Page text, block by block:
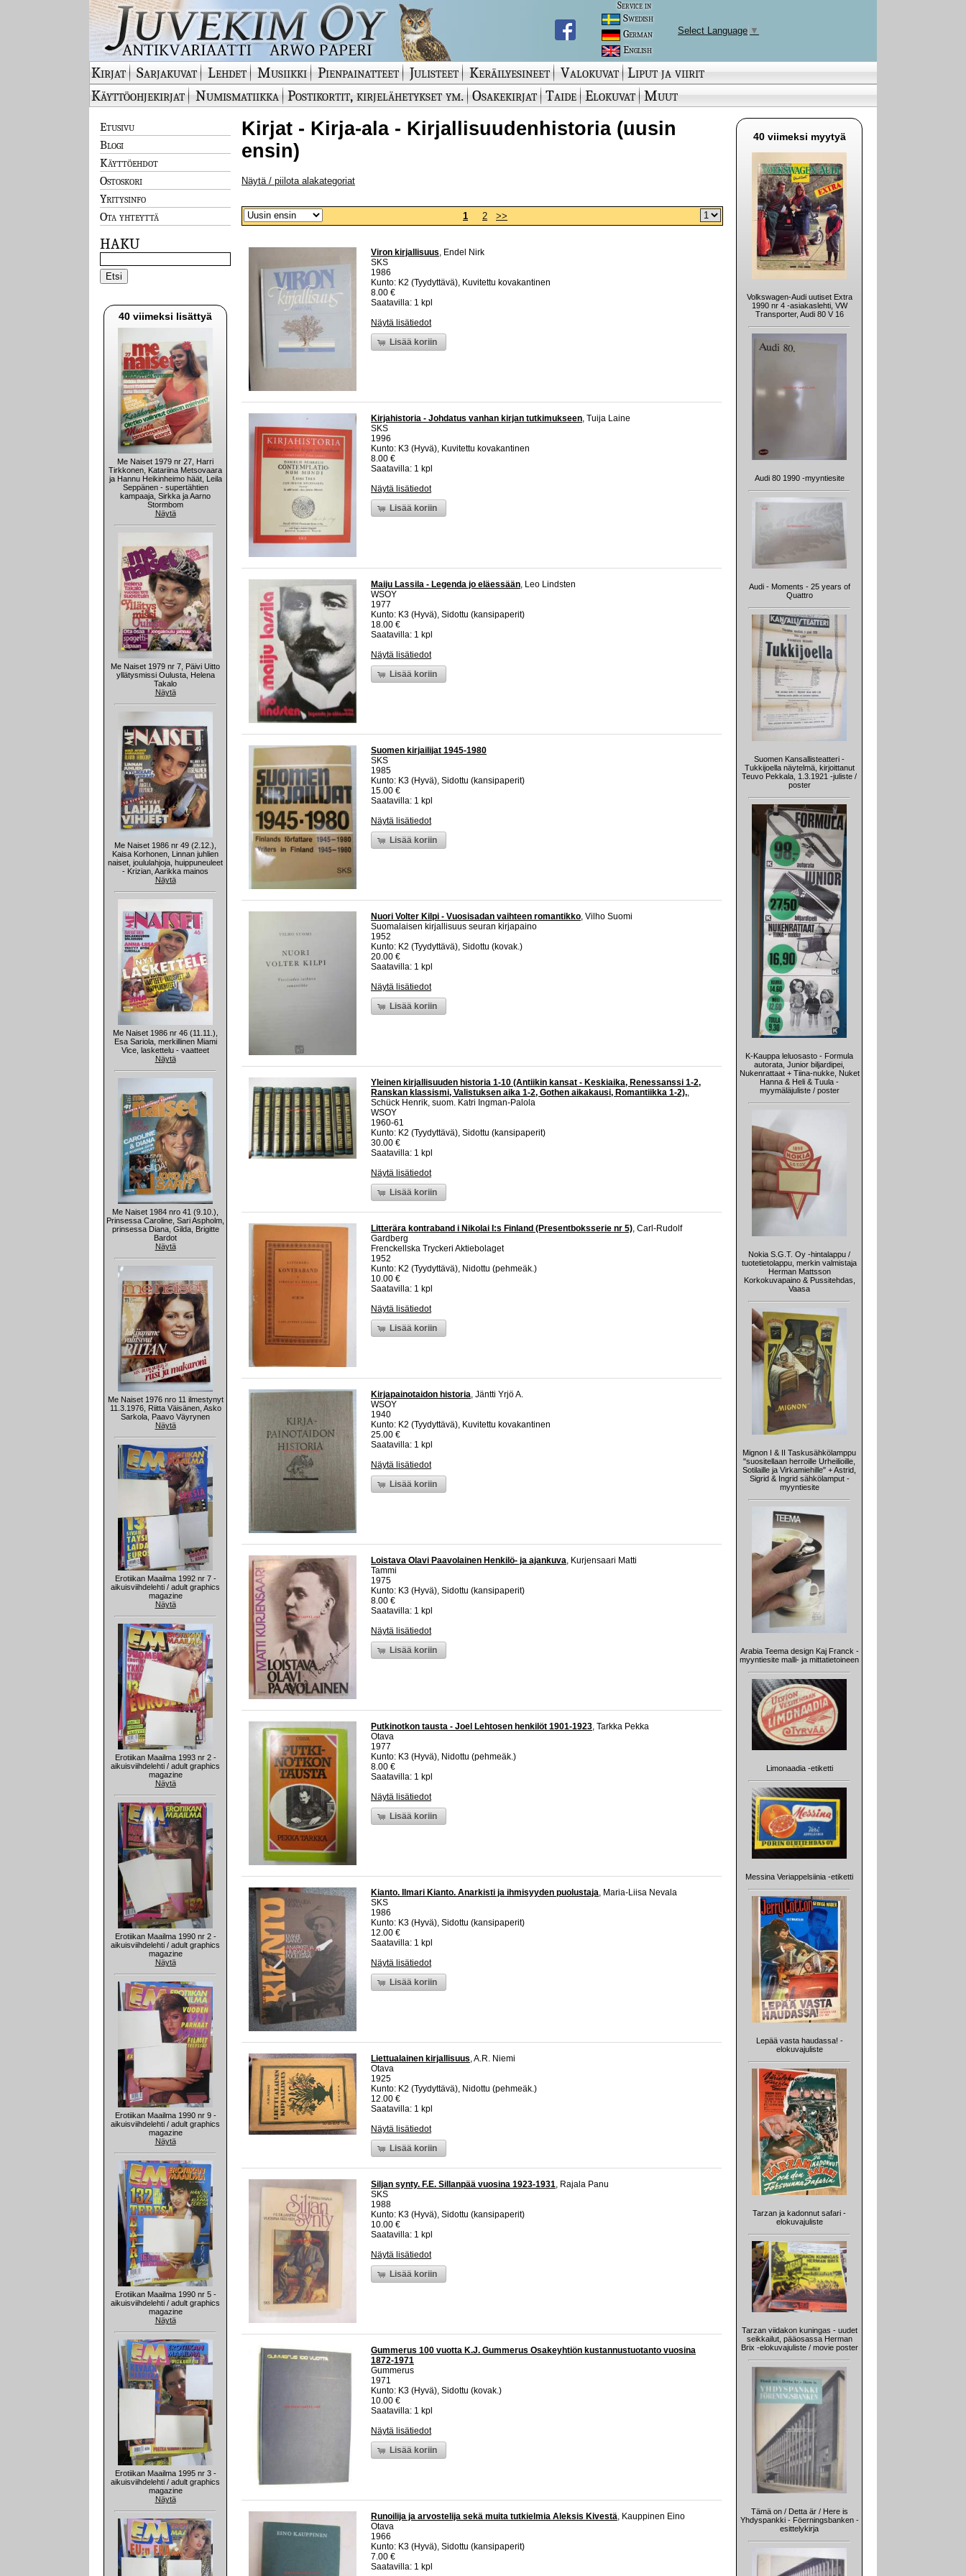
Service in
Swedish
German
English
Select Language ▼
Kirjat Sarjakuvat Lehdet Musiikki Pienpainatteet Julisteet Keräilyesineet Valokuvat Liput ja viirit
Käyttöohjekirjat
Numismatiikka Postikortit, kirjelähetykset ym. Osakekirjat Taide Elokuvat Muut
Etusivu
Blogi
Käyttöehdot
Ostoskori
Yritysinfo
Ota yhteyttä
HAKU
40 viimeksi lisättyä
Me Naiset 1979 nr 27, Harri
Tirkkonen, Katariina Metsovaara
ja Hannu Heikinheimo häät, Leila
Seppänen - supertähtien
kampaaja, Sirkka ja Aarno
Stormbom
Näytä
Me Naiset 1979 nr 7, Päivi Uitto
yllätysmissi Oulusta, Helena
Takalo
Näytä
Me Naiset 1986 nr 49 (2.12.),
Kaisa Korhonen, Linnan juhlien
naiset, joululahjoja, huippuneuleet
- Krizian, Aarikka mainos
Näytä
Me Naiset 1986 nr 46 (11.11.),
Esa Sariola, merkillinen Miami
Vice, laskettelu - vaatteet
Näytä
Me Naiset 1984 nro 41 (9.10.),
Prinsessa Caroline, Sari Aspholm,
prinsessa Diana, Gilda, Brigitte
Bardot
Näytä
Me Naiset 1976 nro 11 ilmestynyt
11.3.1976, Riitta Väisänen, Asko
Sarkola, Paavo Väyrynen
Näytä
Erotiikan Maailma 1992 nr 7 -
aikuisviihdelehti / adult graphics
magazine
Näytä
Erotiikan Maailma 1993 nr 2 -
aikuisviihdelehti / adult graphics
magazine
Näytä
Erotiikan Maailma 1990 nr 2 -
aikuisviihdelehti / adult graphics
magazine
Näytä
Erotiikan Maailma 1990 nr 9 -
aikuisviihdelehti / adult graphics
magazine
Näytä
Erotiikan Maailma 1990 nr 5 -
aikuisviihdelehti / adult graphics
magazine
Näytä
Erotiikan Maailma 1995 nr 3 -
aikuisviihdelehti / adult graphics
magazine
Näytä
Kirjat - Kirja-ala - Kirjallisuudenhistoria (uusin
ensin)
Näytä / piilota alakategoriat
1 2 >>
Viron kirjallisuus, Endel Nirk
SKS
1986
Kunto: K2 (Tyydyttävä), Kuvitettu kovakantinen
8.00 €
Saatavilla: 1 kpl
Näytä lisätiedot
Lisää koriin
Kirjahistoria - Johdatus vanhan kirjan tutkimukseen, Tuija Laine
SKS
1996
Kunto: K3 (Hyvä), Kuvitettu kovakantinen
8.00 €
Saatavilla: 1 kpl
Näytä lisätiedot
Lisää koriin
Maiju Lassila - Legenda jo eläessään, Leo Lindsten
WSOY
1977
Kunto: K3 (Hyvä), Sidottu (kansipaperit)
18.00 €
Saatavilla: 1 kpl
Näytä lisätiedot
Lisää koriin
Suomen kirjailijat 1945-1980
SKS
1985
Kunto: K3 (Hyvä), Sidottu (kansipaperit)
15.00 €
Saatavilla: 1 kpl
Näytä lisätiedot
Lisää koriin
Nuori Volter Kilpi - Vuosisadan vaihteen romantikko, Vilho Suomi
Suomalaisen kirjallisuus seuran kirjapaino
1952
Kunto: K2 (Tyydyttävä), Sidottu (kovak.)
20.00 €
Saatavilla: 1 kpl
Näytä lisätiedot
Lisää koriin
Yleinen kirjallisuuden historia 1-10 (Antiikin kansat - Keskiaika, Renessanssi 1-2,
Ranskan klassismi, Valistuksen aika 1-2, Gothen aikakausi, Romantiikka 1-2),,
Schück Henrik, suom. Katri Ingman-Palola
WSOY
1960-61
Kunto: K2 (Tyydyttävä), Sidottu (kansipaperit)
30.00 €
Saatavilla: 1 kpl
Näytä lisätiedot
Lisää koriin
Litterära kontraband i Nikolai I:s Finland (Presentboksserie nr 5), Carl-Rudolf
Gardberg
Frenckellska Tryckeri Aktiebolaget
1952
Kunto: K2 (Tyydyttävä), Nidottu (pehmeäk.)
10.00 €
Saatavilla: 1 kpl
Näytä lisätiedot
Lisää koriin
Kirjapainotaidon historia, Jäntti Yrjö A.
WSOY
1940
Kunto: K2 (Tyydyttävä), Kuvitettu kovakantinen
25.00 €
Saatavilla: 1 kpl
Näytä lisätiedot
Lisää koriin
Loistava Olavi Paavolainen Henkilö- ja ajankuva, Kurjensaari Matti
Tammi
1975
Kunto: K3 (Hyvä), Sidottu (kansipaperit)
8.00 €
Saatavilla: 1 kpl
Näytä lisätiedot
Lisää koriin
Putkinotkon tausta - Joel Lehtosen henkilöt 1901-1923, Tarkka Pekka
Otava
1977
Kunto: K3 (Hyvä), Nidottu (pehmeäk.)
8.00 €
Saatavilla: 1 kpl
Näytä lisätiedot
Lisää koriin
Kianto. Ilmari Kianto. Anarkisti ja ihmisyyden puolustaja, Maria-Liisa Nevala
SKS
1986
Kunto: K3 (Hyvä), Sidottu (kansipaperit)
12.00 €
Saatavilla: 1 kpl
Näytä lisätiedot
Lisää koriin
Liettualainen kirjallisuus, A.R. Niemi
Otava
1925
Kunto: K2 (Tyydyttävä), Nidottu (pehmeäk.)
12.00 €
Saatavilla: 1 kpl
Näytä lisätiedot
Lisää koriin
Siljan synty. F.E. Sillanpää vuosina 1923-1931, Rajala Panu
SKS
1988
Kunto: K3 (Hyvä), Sidottu (kansipaperit)
10.00 €
Saatavilla: 1 kpl
Näytä lisätiedot
Lisää koriin
Gummerus 100 vuotta K.J. Gummerus Osakeyhtiön kustannustuotanto vuosina
1872-1971
Gummerus
1971
Kunto: K3 (Hyvä), Sidottu (kovak.)
10.00 €
Saatavilla: 1 kpl
Näytä lisätiedot
Lisää koriin
Runoilija ja arvostelija sekä muita tutkielmia Aleksis Kivestä, Kauppinen Eino
Otava
1966
Kunto: K3 (Hyvä), Sidottu (kansipaperit)
7.00 €
Saatavilla: 1 kpl
40 viimeksi myytyä
Volkswagen-Audi uutiset Extra
1990 nr 4 -asiakaslehti, VW
Transporter, Audi 80 V 16
Audi 80 1990 -myyntiesite
Audi - Moments - 25 years of
Quattro
Suomen Kansallisteatteri -
Tukkijoella näytelmä, kirjoittanut
Teuvo Pekkala, 1.3.1921 -juliste /
poster
K-Kauppa leluosasto - Formula
autorata, Junior biljardipei,
Nukenrattaat + Tiina-nukke, Nuket
Hanna & Heli & Tuula -
myymäläjuliste / poster
Nokia S.G.T. Oy -hintalappu /
tuotetietolappu, merkin valmistaja
Herman Mattsson
Korkokuvapaino & Pussitehdas,
Vaasa
Mignon I & II Taskusähkölamppu
"suositellaan herroille Urheilioille,
Sotilaille ja Virkamiehille" + Astrid,
Sigrid & Ingrid sähkölamput -
myyntiesite
Arabia Teema design Kaj Franck -
myyntiesite malli- ja mittatietoineen
Limonaadia -etiketti
Messina Veriappelsiinia -etiketti
Lepää vasta haudassa! -
elokuvajuliste
Tarzan ja kadonnut safari -
elokuvajuliste
Tarzan viidakon kuningas - uudet
seikkailut, pääosassa Herman
Brix -elokuvajuliste / movie poster
Tämä on / Detta är / Here is
Yhdyspankki - Föerningsbanken -
esittelykirja